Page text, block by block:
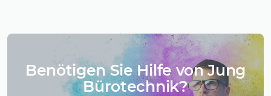
Benötigen Sie Hilfe von Jung
Bürotechnik?